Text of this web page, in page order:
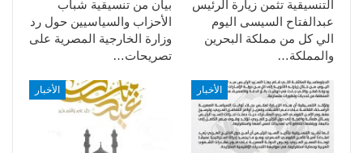
بيان من تنسيقية شباب
الأحزاب والسياسيين حول رد
وزارة الخارجية المصرية على
تصريحات…
التنسيقية تثمن زيارة الرئيس
عبدالفتاح السيسى اليوم
الي كل من مملكة البحرين
والمملكة…
الأخبار الأخبار